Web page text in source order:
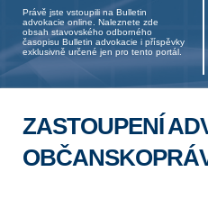
Právě jste vstoupili na Bulletin
advokacie online. Naleznete zde
obsah stavovského odborného
časopisu Bulletin advokacie i příspěvky
exklusivně určené jen pro tento portál.
ZASTOUPENÍ